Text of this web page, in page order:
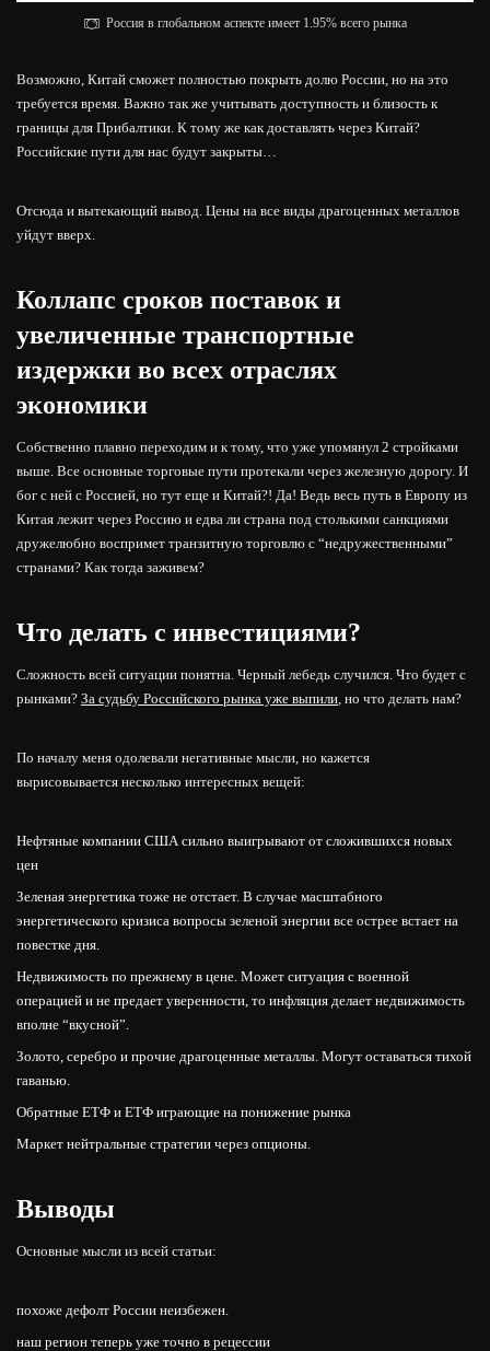
Россия в глобальном аспекте имеет 1.95% всего рынка
Возможно, Китай сможет полностью покрыть долю России, но на это
требуется время. Важно так же учитывать доступность и близость к
границы для Прибалтики. К тому же как доставлять через Китай?
Российские пути для нас будут закрыты…
Отсюда и вытекающий вывод. Цены на все виды драгоценных металлов
уйдут вверх.
Коллапс сроков поставок и
увеличенные транспортные
издержки во всех отраслях
экономики
Собственно плавно переходим и к тому, что уже упомянул 2 стройками
выше. Все основные торговые пути протекали через железную дорогу. И
бог с ней с Россией, но тут еще и Китай?! Да! Ведь весь путь в Европу из
Китая лежит через Россию и едва ли страна под столькими санкциями
дружелюбно воспримет транзитную торговлю с “недружественными”
странами? Как тогда заживем?
Что делать с инвестициями?
Сложность всей ситуации понятна. Черный лебедь случился. Что будет с
рынками? За судьбу Российского рынка уже выпили , но что делать нам?
По началу меня одолевали негативные мысли, но кажется
вырисовывается несколько интересных вещей:
Нефтяные компании США сильно выигрывают от сложившихся новых
цен
Зеленая энергетика тоже не отстает. В случае масштабного
энергетического кризиса вопросы зеленой энергии все острее встает на
повестке дня.
Недвижимость по прежнему в цене. Может ситуация с военной
операцией и не предает уверенности, то инфляция делает недвижимость
вполне “вкусной”.
Золото, серебро и прочие драгоценные металлы. Могут оставаться тихой
гаванью.
Обратные ЕТФ и ЕТФ играющие на понижение рынка
Маркет нейтральные стратегии через опционы.
Выводы
Основные мысли из всей статьи:
похоже дефолт России неизбежен.
наш регион теперь уже точно в рецессии